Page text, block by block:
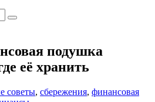
подушка
её хранить
советы, сбережения, финансовая